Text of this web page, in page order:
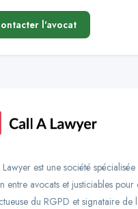
l'avocat
est une société
entre avocats et justiciables
du RGPD et signataire de